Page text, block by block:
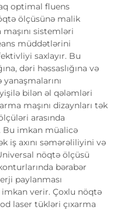
optimal fluens
ölçüsünə malik
sistemləri
müddətlərini
saxlayır. Bu
dəri həssaslığına və
bilən əl qələmləri
maşını dizaynları tək
arasında
Bu imkan müalicə
iş axını səmərəliliyini və
nöqtə ölçüsü
bərabər
paylanması
verir. Çoxlu nöqtə
laser tükləri çıxarma